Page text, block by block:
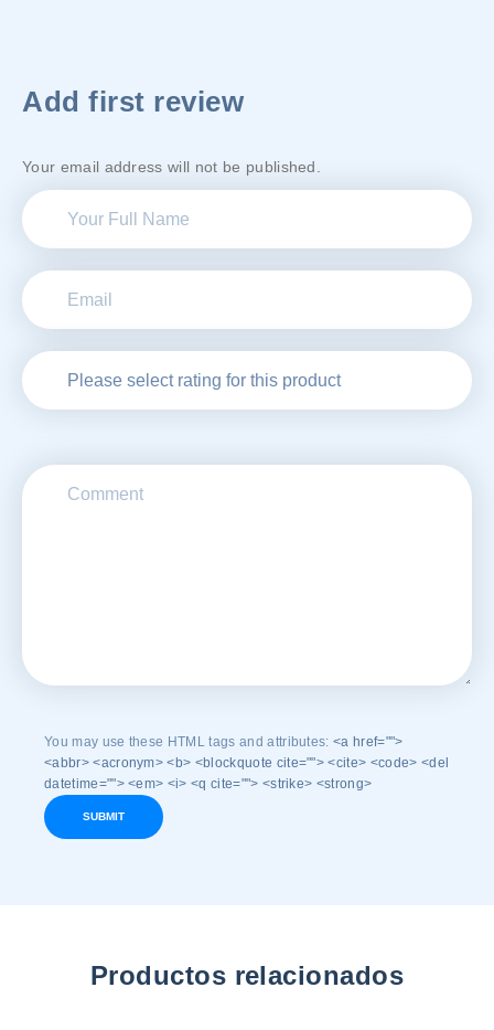
Add first review
Your email address will not be published.
You may use these HTML tags and attributes:<a href="">
<abbr> <acronym> <b> <blockquote cite=""> <cite> <code> <del
datetime=""> <em> <i> <q cite=""> <strike> <strong>
SUBMIT
Productos relacionados